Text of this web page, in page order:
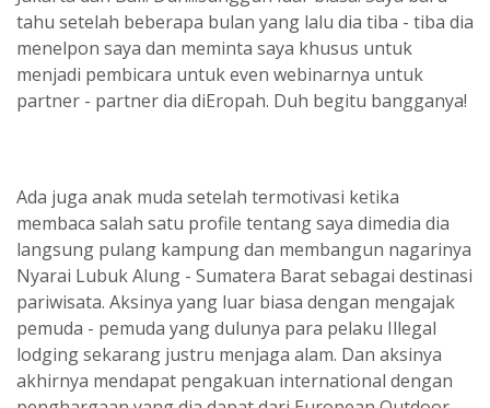
tahu setelah beberapa bulan yang lalu dia tiba - tiba dia
menelpon saya dan meminta saya khusus untuk
menjadi pembicara untuk even webinarnya untuk
partner - partner dia diEropah. Duh begitu bangganya!
Ada juga anak muda setelah termotivasi ketika
membaca salah satu profile tentang saya dimedia dia
langsung pulang kampung dan membangun nagarinya
Nyarai Lubuk Alung - Sumatera Barat sebagai destinasi
pariwisata. Aksinya yang luar biasa dengan mengajak
pemuda - pemuda yang dulunya para pelaku Illegal
lodging sekarang justru menjaga alam. Dan aksinya
akhirnya mendapat pengakuan international dengan